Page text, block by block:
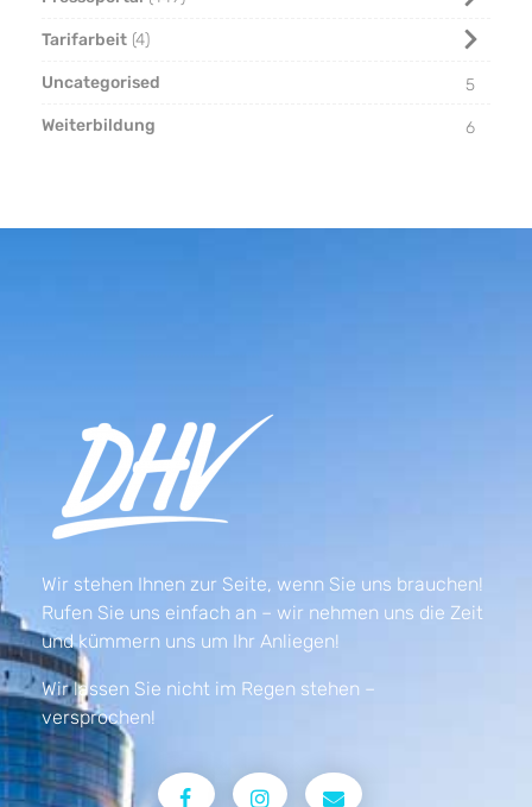
Tarifarbeit 4
Uncategorised
5
Weiterbildung
6
Wir stehen Ihnen zur Seite, wenn Sie uns brauchen!
Rufen Sie uns einfach an – wir nehmen uns die Zeit
und kümmern uns um Ihr Anliegen!
Wir lassen Sie nicht im Regen stehen –
versprochen!